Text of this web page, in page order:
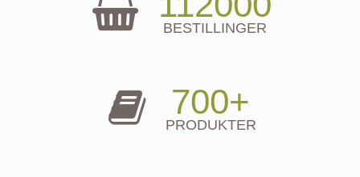
BESTILLINGER
700+
PRODUKTER